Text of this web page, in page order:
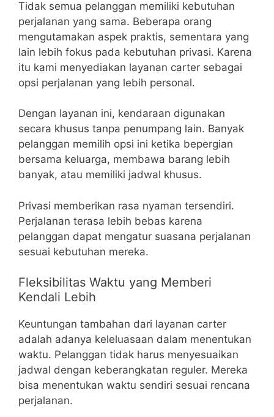
Tidak semua pelanggan memiliki kebutuhan
perjalanan yang sama. Beberapa orang
mengutamakan aspek praktis, sementara yang
lain lebih fokus pada kebutuhan privasi. Karena
itu kami menyediakan layanan carter sebagai
opsi perjalanan yang lebih personal.
Dengan layanan ini, kendaraan digunakan
secara khusus tanpa penumpang lain. Banyak
pelanggan memilih opsi ini ketika bepergian
bersama keluarga, membawa barang lebih
banyak, atau memiliki jadwal khusus.
Privasi memberikan rasa nyaman tersendiri.
Perjalanan terasa lebih bebas karena
pelanggan dapat mengatur suasana perjalanan
sesuai kebutuhan mereka.
Fleksibilitas Waktu yang Memberi
Kendali Lebih
Keuntungan tambahan dari layanan carter
adalah adanya keleluasaan dalam menentukan
waktu. Pelanggan tidak harus menyesuaikan
jadwal dengan keberangkatan reguler. Mereka
bisa menentukan waktu sendiri sesuai rencana
perjalanan.